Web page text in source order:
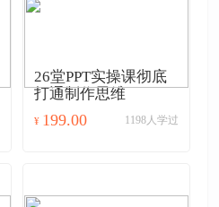
26堂PPT实操课彻底
打通制作思维
¥ 199.00 1198人学过